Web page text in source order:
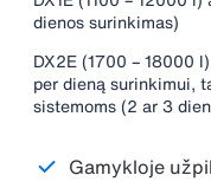
dienos surinkimas)
DX2E (1700 – 18000
per dieną surinkimui,
sistemoms (2 ar 3
Gamykloje